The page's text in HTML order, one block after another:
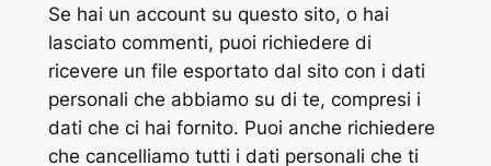
Se hai un account su questo sito, o hai
lasciato commenti, puoi richiedere di
ricevere un file esportato dal sito con i dati
personali che abbiamo su di te, compresi i
dati che ci hai fornito. Puoi anche richiedere
che cancelliamo tutti i dati personali che ti